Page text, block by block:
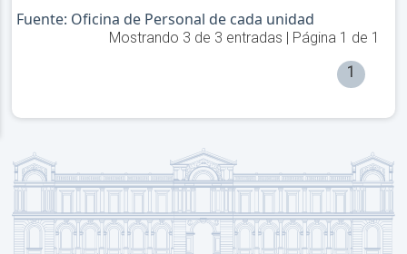
Fuente: Oficina de Personal de cada unidad
Mostrando 3 de 3 entradas | Página 1 de 1
1